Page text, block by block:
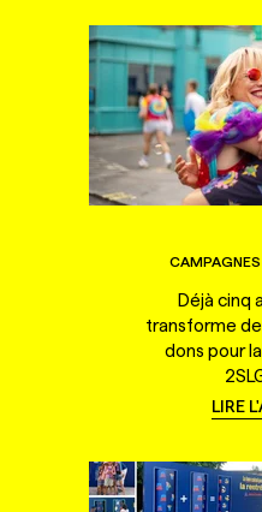
Déjà cinq
transforme
dons pour
LIRE